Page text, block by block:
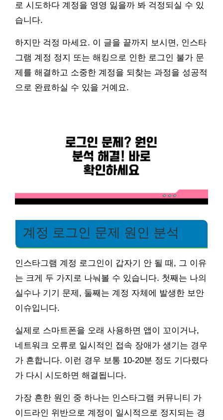
로 시도하다 계정을 영영 잃을까 봐 걱정되실 수 있
습니다.
하지만 걱정 마세요. 이 글을 끝까지 보시면, 인스타
그램 계정 정지 또는 해킹으로 인한 로그인 불가 문
제를 해결하고 소중한 계정을 되찾는 과정을 성공적
으로 완료하실 수 있을 거예요.
계정 로그인 문제 원인 분석
인스타그램 계정 로그인이 갑자기 안 될 때, 그 이유
는 크게 두 가지로 나눠볼 수 있습니다. 첫째는 나의
실수나 기기 문제, 둘째는 계정 자체에 발생한 보안
이슈입니다.
실제로 스마트폰을 오래 사용하면 앱이 꼬이거나,
네트워크 오류로 일시적인 접속 장애가 생기는 경우
가 흔합니다. 이런 경우 보통 10-20분 정도 기다렸다
가 다시 시도하면 해결됩니다.
가장 흔한 원인 중 하나는 인스타그램 커뮤니티 가
이드라인 위반으로 계정이 일시적으로 정지되는 경